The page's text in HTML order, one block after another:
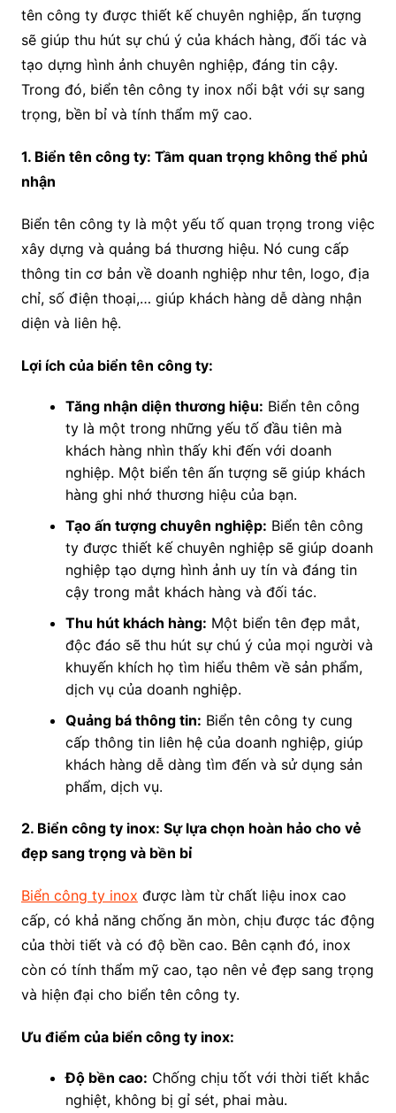
tên công ty được thiết kế chuyên nghiệp, ấn tượng
sẽ giúp thu hút sự chú ý của khách hàng, đối tác và
tạo dựng hình ảnh chuyên nghiệp, đáng tin cậy.
Trong đó, biển tên công ty inox nổi bật với sự sang
trọng, bền bỉ và tính thẩm mỹ cao.
1. Biển tên công ty: Tầm quan trọng không thể phủ
nhận
Biển tên công ty là một yếu tố quan trọng trong việc
xây dựng và quảng bá thương hiệu. Nó cung cấp
thông tin cơ bản về doanh nghiệp như tên, logo, địa
chỉ, số điện thoại,… giúp khách hàng dễ dàng nhận
diện và liên hệ.
Lợi ích của biển tên công ty:
Tăng nhận diện thương hiệu: Biển tên công
ty là một trong những yếu tố đầu tiên mà
khách hàng nhìn thấy khi đến với doanh
nghiệp. Một biển tên ấn tượng sẽ giúp khách
hàng ghi nhớ thương hiệu của bạn.
Tạo ấn tượng chuyên nghiệp: Biển tên công
ty được thiết kế chuyên nghiệp sẽ giúp doanh
nghiệp tạo dựng hình ảnh uy tín và đáng tin
cậy trong mắt khách hàng và đối tác.
Thu hút khách hàng: Một biển tên đẹp mắt,
độc đáo sẽ thu hút sự chú ý của mọi người và
khuyến khích họ tìm hiểu thêm về sản phẩm,
dịch vụ của doanh nghiệp.
Quảng bá thông tin: Biển tên công ty cung
cấp thông tin liên hệ của doanh nghiệp, giúp
khách hàng dễ dàng tìm đến và sử dụng sản
phẩm, dịch vụ.
2. Biển công ty inox: Sự lựa chọn hoàn hảo cho vẻ
đẹp sang trọng và bền bỉ
Biển công ty inox được làm từ chất liệu inox cao
cấp, có khả năng chống ăn mòn, chịu được tác động
của thời tiết và có độ bền cao. Bên cạnh đó, inox
còn có tính thẩm mỹ cao, tạo nên vẻ đẹp sang trọng
và hiện đại cho biển tên công ty.
Ưu điểm của biển công ty inox:
Độ bền cao: Chống chịu tốt với thời tiết khắc
nghiệt, không bị gỉ sét, phai màu.